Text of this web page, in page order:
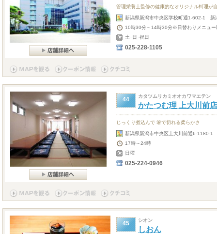
管理栄養士監修の健康的なオリジナル料理が
新潟県新潟市中央区学校町通1-602-1 新
10時30分～14時30分※日替わりメニュ
土･日･祝日
025-228-1105
44 カタツムリカミオオカワマエテン
かたつむ理 上大川前店
じっくり煮込んで 箸で切れる柔らかさ
新潟県新潟市中央区上大川前通6-1180-
17時～24時
日曜
025-224-0946
45 シオン
しおん